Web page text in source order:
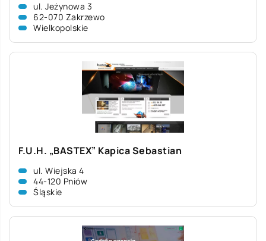
ul. Jeżynowa 3
62-070 Zakrzewo
Wielkopolskie
F.U.H. „BASTEX” Kapica Sebastian
ul. Wiejska 4
44-120 Pniów
Śląskie